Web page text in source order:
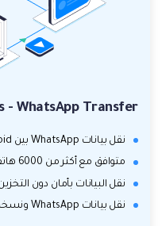
- WhatsApp Transfer
نقل بيانات WhatsApp بين Android و iPhone بنقرات قليلة.
متوافق مع أكثر من 6000 هاتف محمول.
نقل البيانات بأمان دون
نقل بيانات WhatsApp ونسخها احتياطيًا بين الهاتف والكمبيوتر.